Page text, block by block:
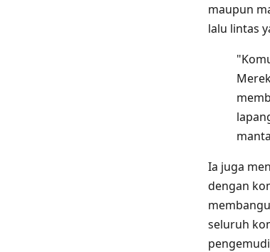
maupun
lalu lintas
Ia juga
dengan
seluruh